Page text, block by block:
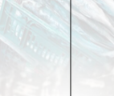
и не
сам
бы…